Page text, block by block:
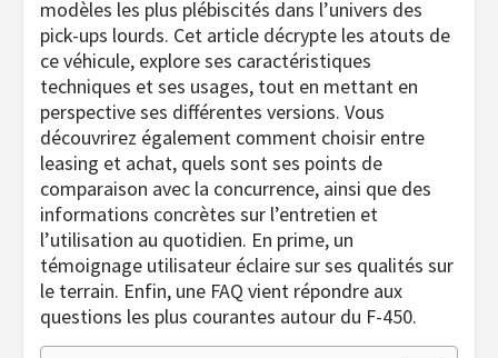
modèles les plus plébiscités dans l’univers des
pick-ups lourds. Cet article décrypte les atouts de
ce véhicule, explore ses caractéristiques
techniques et ses usages, tout en mettant en
perspective ses différentes versions. Vous
découvrirez également comment choisir entre
leasing et achat, quels sont ses points de
comparaison avec la concurrence, ainsi que des
informations concrètes sur l’entretien et
l’utilisation au quotidien. En prime, un
témoignage utilisateur éclaire sur ses qualités sur
le terrain. Enfin, une FAQ vient répondre aux
questions les plus courantes autour du F-450.